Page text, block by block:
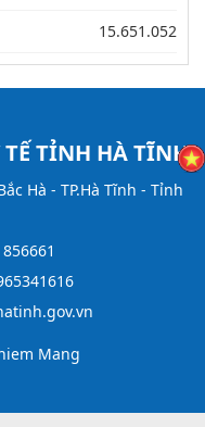
15.651.052
TẾ TỈNH HÀ TĨNH
Hà - TP.Hà Tĩnh - Tỉnh